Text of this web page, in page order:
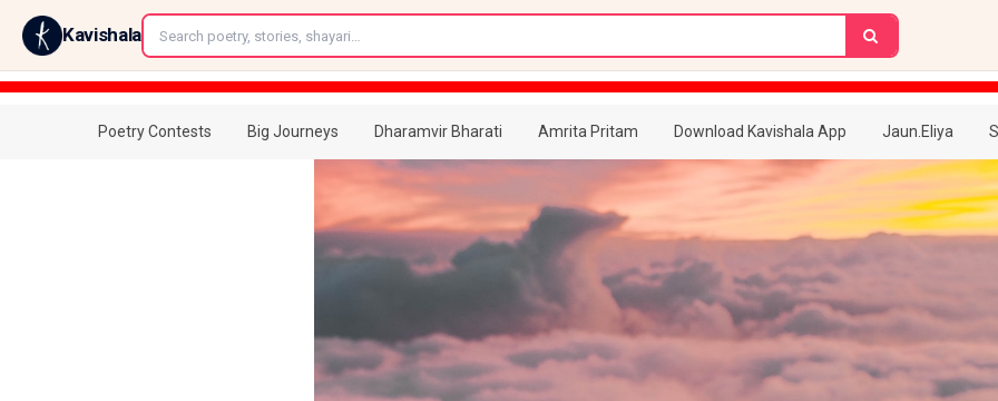
Kavishala
Poetry Contests Big Journeys Dharamvir Bharati Amrita Pritam Download Kavishala App Jaun.Eliya